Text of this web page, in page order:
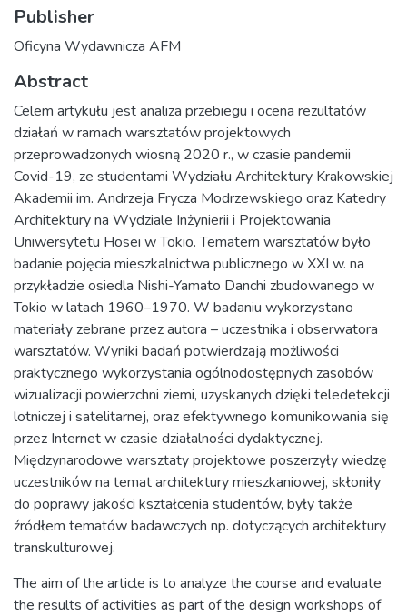
Publisher
Oficyna Wydawnicza AFM
Abstract
Celem artykułu jest analiza przebiegu i ocena rezultatów
działań w ramach warsztatów projektowych
przeprowadzonych wiosną 2020 r., w czasie pandemii
Covid-19, ze studentami Wydziału Architektury Krakowskiej
Akademii im. Andrzeja Frycza Modrzewskiego oraz Katedry
Architektury na Wydziale Inżynierii i Projektowania
Uniwersytetu Hosei w Tokio. Tematem warsztatów było
badanie pojęcia mieszkalnictwa publicznego w XXI w. na
przykładzie osiedla Nishi-Yamato Danchi zbudowanego w
Tokio w latach 1960–1970. W badaniu wykorzystano
materiały zebrane przez autora – uczestnika i obserwatora
warsztatów. Wyniki badań potwierdzają możliwości
praktycznego wykorzystania ogólnodostępnych zasobów
wizualizacji powierzchni ziemi, uzyskanych dzięki teledetekcji
lotniczej i satelitarnej, oraz efektywnego komunikowania się
przez Internet w czasie działalności dydaktycznej.
Międzynarodowe warsztaty projektowe poszerzyły wiedzę
uczestników na temat architektury mieszkaniowej, skłoniły
do poprawy jakości kształcenia studentów, były także
źródłem tematów badawczych np. dotyczących architektury
transkulturowej.
The aim of the article is to analyze the course and evaluate
the results of activities as part of the design workshops of